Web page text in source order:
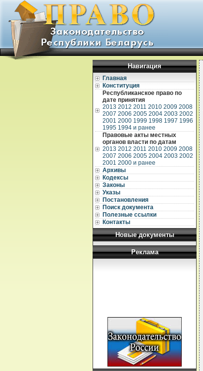
Навигация
Главная
Конституция
Республиканское право по
дате принятия
2013 2012 2011 2010 2009 2008
2007 2006 2005 2004 2003 2002
2001 2000 1999 1998 1997 1996
1995 1994 и ранее
Правовые акты местных
органов власти по датам
2013 2012 2011 2010 2009 2008
2007 2006 2005 2004 2003 2002
2001 2000 и ранее
Архивы
Кодексы
Законы
Указы
Постановления
Поиск документа
Полезные ссылки
Контакты
Новые документы
Реклама